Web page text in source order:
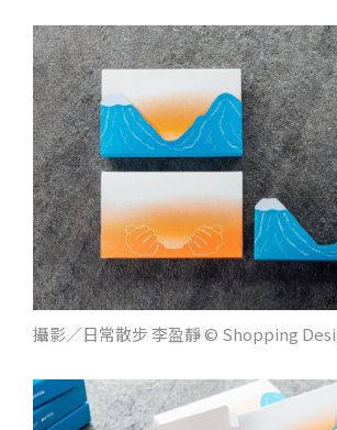
攝影／日常散步 李盈靜 © Shopping